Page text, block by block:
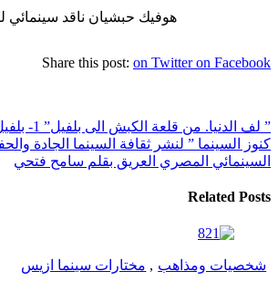
هوفيك حبشيان ناقد سينمائي
Share this post: on Twitter on Facebook
” لف الدنيا. من قلعة الكبش الى بلفيل” 1- بلفيل بقلم صلاح هاشم
كنوز السينما ” لنشر ثقافة السينما الجادة
السينمائي المصري العريق بقلم سامح فتحي
Related Posts
شخصيات ومذاهب , مختارات سينما ازيس